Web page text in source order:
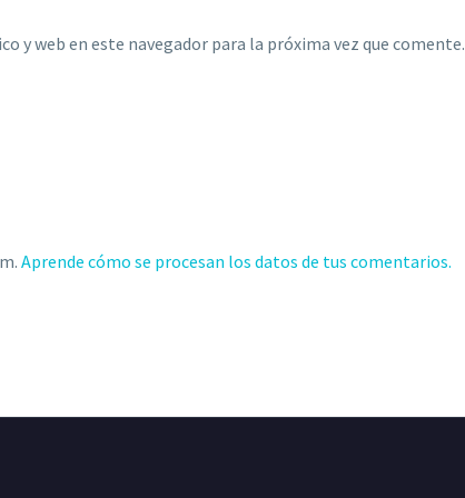
y web en este navegador para la próxima vez que comente.
Aprende cómo se procesan los datos de tus comentarios.